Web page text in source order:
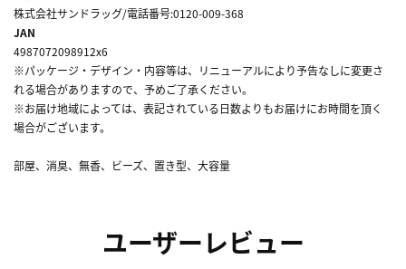
株式会社サンドラッグ/電話番号:0120-009-368
JAN
4987072098912x6
※パッケージ・デザイン・内容等は、リニューアルにより予告なしに変更さ
れる場合がありますので、予めご了承ください。
※お届け地域によっては、表記されている日数よりもお届けにお時間を頂く
場合がございます。
部屋、消臭、無香、ビーズ、置き型、大容量
ユーザーレビュー